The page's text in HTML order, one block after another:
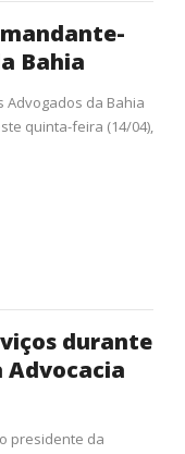
Bahia
Advogados da Bahia
quinta-feira (14/04),
durante
Advocacia
presidente da